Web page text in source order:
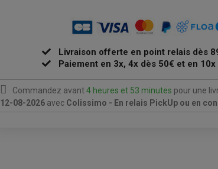
Livraison offerte en point relais dès
Paiement en 3x, 4x dès 50€ et en
Commandez avant4 heures et 53 minutes pour une
12-08-2026 avec Colissimo - En relais PickUp ou en